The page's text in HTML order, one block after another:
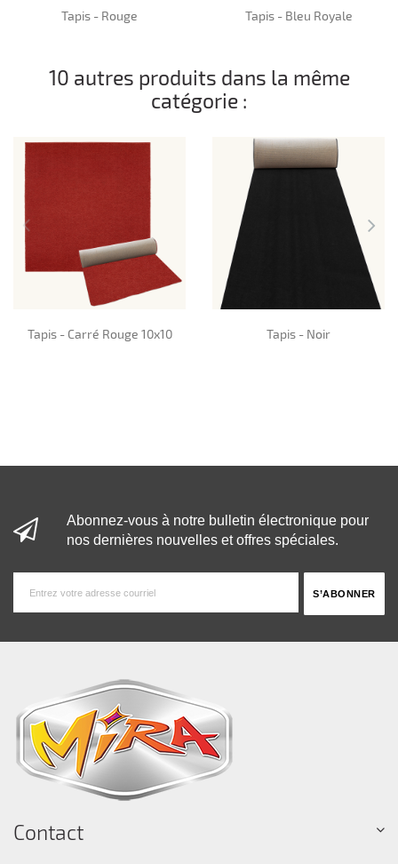
Tapis - Rouge Tapis - Bleu Royale
10 autres produits dans la même
catégorie :
Tapis - Carré Rouge 10x10 Tapis - Noir
Abonnez-vous à notre bulletin électronique pour
nos dernières nouvelles et offres spéciales.
Contact